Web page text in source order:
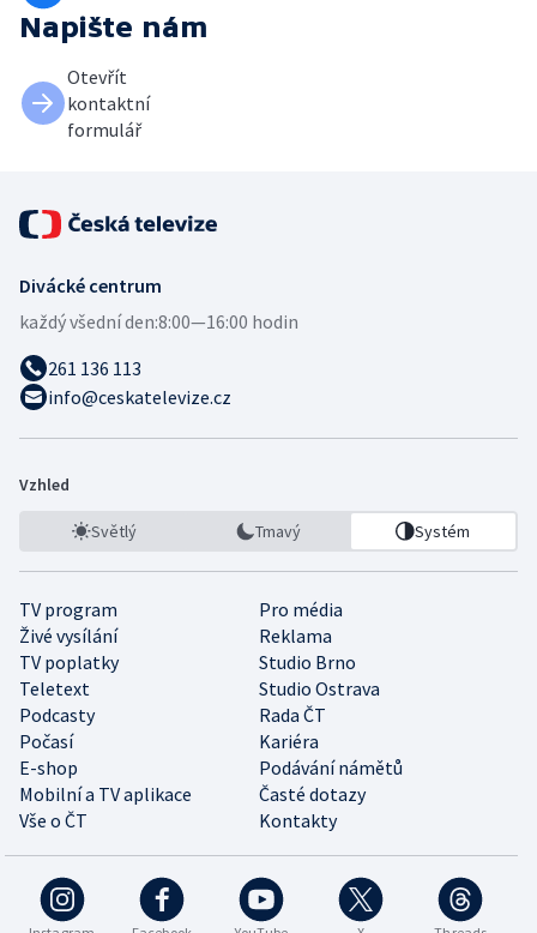
Napište nám
Otevřít
kontaktní
formulář
Divácké centrum
každý všední den:8:00—16:00 hodin
261 136 113
info@ceskatelevize.cz
Vzhled
Světlý Tmavý Systém
TV program
Pro média
Živé vysílání
Reklama
TV poplatky
Studio Brno
Teletext
Studio Ostrava
Podcasty
Rada ČT
Počasí
Kariéra
E-shop
Podávání námětů
Mobilní a TV aplikace
Časté dotazy
Vše o ČT
Kontakty